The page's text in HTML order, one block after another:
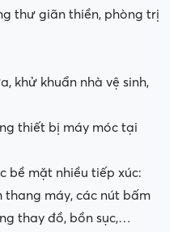
thư giãn thiền, phòng trị
khử khuẩn nhà vệ sinh,
thiết bị máy móc tại
bề mặt nhiều tiếp xúc:
máy, các nút bấm
thay đồ, bồn sục,…